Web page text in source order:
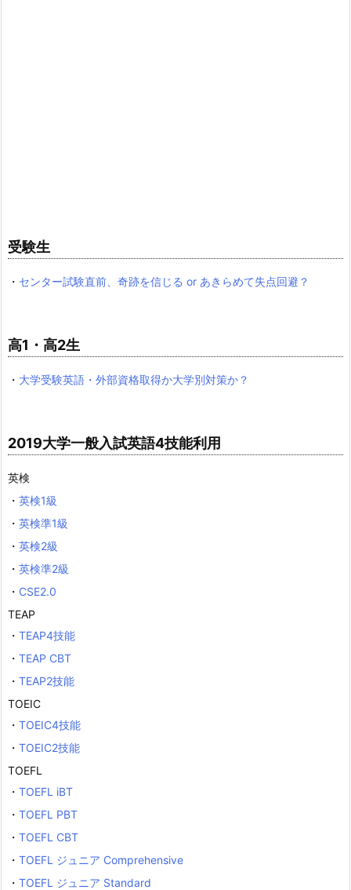
受験生
・ センター試験直前、奇跡を信じる or あきらめて失点回避？
高1・高2生
・ 大学受験英語・外部資格取得か大学別対策か？
2019大学一般入試英語4技能利用
英検
・ 英検1級
・ 英検準1級
・ 英検2級
・ 英検準2級
・ CSE2.0
TEAP
・ TEAP4技能
・ TEAP CBT
・ TEAP2技能
TOEIC
・ TOEIC4技能
・ TOEIC2技能
TOEFL
・ TOEFL iBT
・ TOEFL PBT
・ TOEFL CBT
・ TOEFL ジュニア Comprehensive
・ TOEFL ジュニア Standard